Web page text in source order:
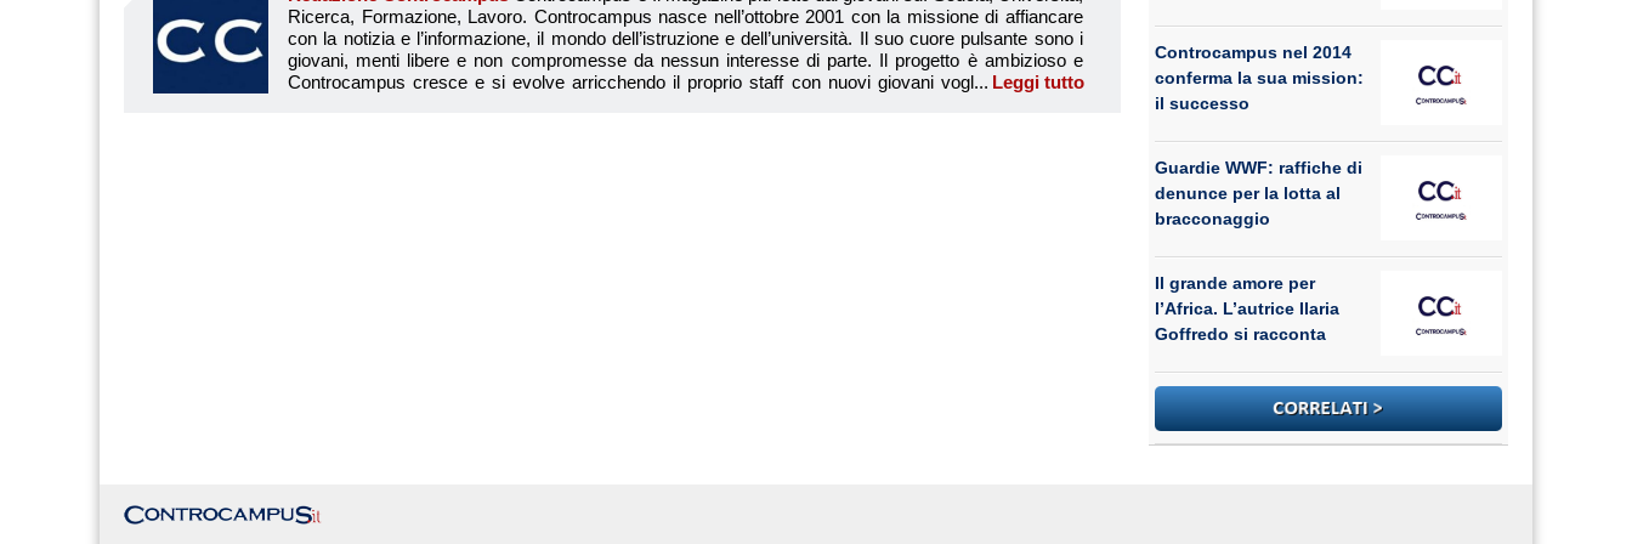
Leggi tutto
Controcampus nel 2014
conferma la sua mission:
il successo
Guardie WWF: raffiche di
denunce per la lotta al
bracconaggio
Il grande amore per
l’Africa. L’autrice Ilaria
Goffredo si racconta